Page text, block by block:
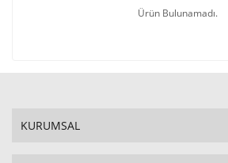
Ürün Bulunamadı.
KURUMSAL